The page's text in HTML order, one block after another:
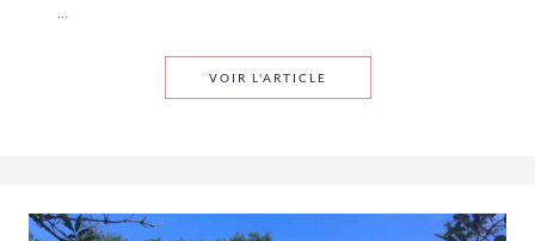
VOIR L'ARTICLE